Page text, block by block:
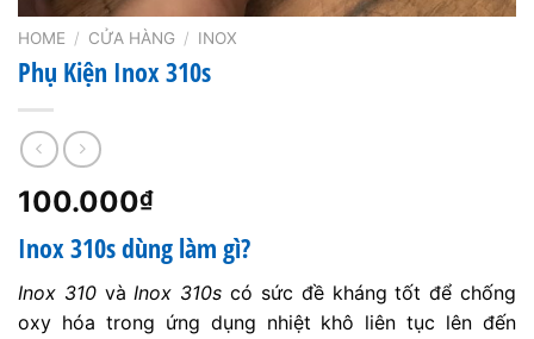
HOME / CỬA HÀNG / INOX
Phụ Kiện Inox 310s
100.000₫
Inox 310s dùng làm gì?
Inox 310vàInox 310s có sức đề kháng tốt để chống
oxy hóa trong ứng dụng nhiệt khô liên tục lên đến